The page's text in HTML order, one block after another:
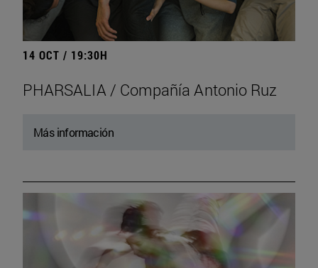
14 OCT / 19:30H
PHARSALIA / Compañía Antonio Ruz
Más información